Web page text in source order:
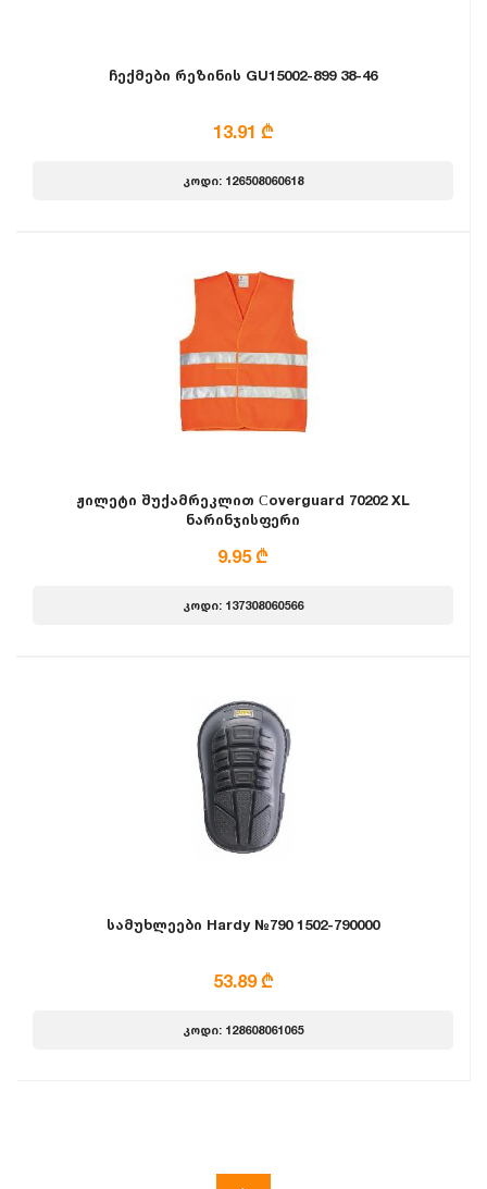
ჩექმები რეზინის GU15002-899 38-46
13.91 ₾
კოდი: 126508060618
ჟილეტი შუქამრეკლით Сoverguard 70202 XL
ნარინჯისფერი
9.95 ₾
კოდი: 137308060566
სამუხლეები Hardy №790 1502-790000
53.89 ₾
კოდი: 128608061065